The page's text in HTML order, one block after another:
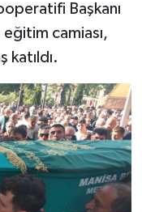
Başkanı
camiası,
katıldı.